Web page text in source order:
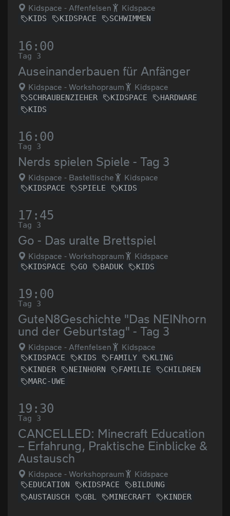
Kidspace - Affenfelsen Kidspace
KIDS KIDSPACE SCHWIMMEN
16:00
Tag 3
Auseinanderbauen für Anfänger
Kidspace - Workshopraum Kidspace
SCHRAUBENZIEHER KIDSPACE
HARDWARE
KIDS
16:00
Tag 3
Nerds spielen Spiele - Tag 3
Kidspace - Basteltische Kidspace
KIDSPACE SPIELE KIDS
17:45
Tag 3
Go - Das uralte Brettspiel
Kidspace - Workshopraum Kidspace
KIDSPACE GO BADUK KIDS
19:00
Tag 3
GuteN8Geschichte "Das NEINhorn
und der Geburtstag" - Tag 3
Kidspace - Affenfelsen Kidspace
KIDSPACE KIDS FAMILY
KLING
KINDER
NEINHORN FAMILIE
CHILDREN
MARC-UWE
19:30
Tag 3
CANCELLED: Minecraft Education
– Erfahrung, Praktische Einblicke &
Austausch
Kidspace - Workshopraum Kidspace
EDUCATION KIDSPACE
BILDUNG
AUSTAUSCH
GBL MINECRAFT KINDER